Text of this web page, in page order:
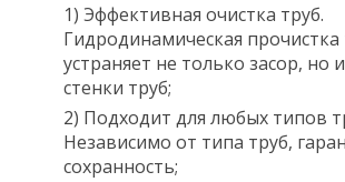
1) Эффективная очистка труб.
Гидродинамическая прочистка
устраняет не только засор, но
стенки труб;
2) Подходит для любых типов
Независимо от типа труб,
сохранность;